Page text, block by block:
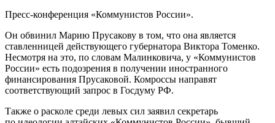
Пресс-конференция «Коммунистов России».
Он обвинил Марию Прусакову в том, что она является
ставленницей действующего губернатора Виктора Томенко.
Несмотря на это, по словам Малинковича, у «Коммунистов
России» есть подозрения в получении иностранного
финансирования Прусаковой. Комроссы направят
соответствующий запрос в Госдуму РФ.
Также о расколе среди левых сил заявил секретарь